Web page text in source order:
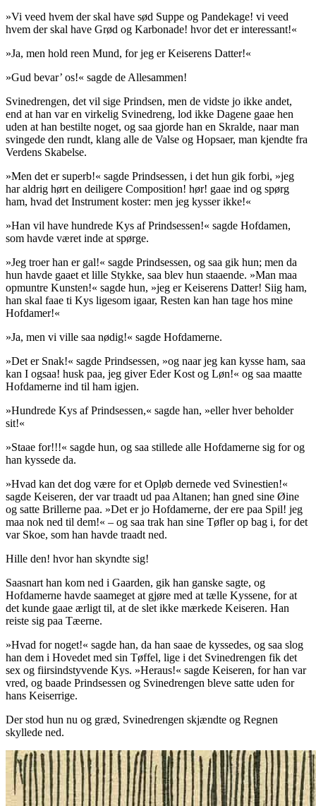
»Vi veed hvem der skal have sød Suppe og Pandekage! vi veed
hvem der skal have Grød og Karbonade! hvor det er interessant!«
»Ja, men hold reen Mund, for jeg er Keiserens Datter!«
»Gud bevar’ os!« sagde de Allesammen!
Svinedrengen, det vil sige Prindsen, men de vidste jo ikke andet,
end at han var en virkelig Svinedreng, lod ikke Dagene gaae hen
uden at han bestilte noget, og saa gjorde han en Skralde, naar man
svingede den rundt, klang alle de Valse og Hopsaer, man kjendte fra
Verdens Skabelse.
»Men det er superb!« sagde Prindsessen, i det hun gik forbi, »jeg
har aldrig hørt en deiligere Composition! hør! gaae ind og spørg
ham, hvad det Instrument koster: men jeg kysser ikke!«
»Han vil have hundrede Kys af Prindsessen!« sagde Hofdamen,
som havde været inde at spørge.
»Jeg troer han er gal!« sagde Prindsessen, og saa gik hun; men da
hun havde gaaet et lille Stykke, saa blev hun staaende. »Man maa
opmuntre Kunsten!« sagde hun, »jeg er Keiserens Datter! Siig ham,
han skal faae ti Kys ligesom igaar, Resten kan han tage hos mine
Hofdamer!«
»Ja, men vi ville saa nødig!« sagde Hofdamerne.
»Det er Snak!« sagde Prindsessen, »og naar jeg kan kysse ham, saa
kan I ogsaa! husk paa, jeg giver Eder Kost og Løn!« og saa maatte
Hofdamerne ind til ham igjen.
»Hundrede Kys af Prindsessen,« sagde han, »eller hver beholder
sit!«
»Staae for!!!« sagde hun, og saa stillede alle Hofdamerne sig for og
han kyssede da.
»Hvad kan det dog være for et Opløb dernede ved Svinestien!«
sagde Keiseren, der var traadt ud paa Altanen; han gned sine Øine
og satte Brillerne paa. »Det er jo Hofdamerne, der ere paa Spil! jeg
maa nok ned til dem!« – og saa trak han sine Tøfler op bag i, for det
var Skoe, som han havde traadt ned.
Hille den! hvor han skyndte sig!
Saasnart han kom ned i Gaarden, gik han ganske sagte, og
Hofdamerne havde saameget at gjøre med at tælle Kyssene, for at
det kunde gaae ærligt til, at de slet ikke mærkede Keiseren. Han
reiste sig paa Tæerne.
»Hvad for noget!« sagde han, da han saae de kyssedes, og saa slog
han dem i Hovedet med sin Tøffel, lige i det Svinedrengen fik det
sex og fiirsindstyvende Kys. »Heraus!« sagde Keiseren, for han var
vred, og baade Prindsessen og Svinedrengen bleve satte uden for
hans Keiserrige.
Der stod hun nu og græd, Svinedrengen skjændte og Regnen
skyllede ned.